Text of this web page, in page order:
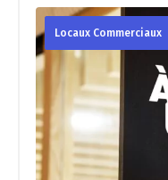
Locaux Commerciaux